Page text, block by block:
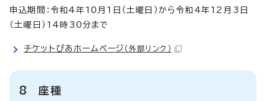
申込期間：令和4年10月1日（土曜日）から令和4年12月3日
（土曜日）14時30分まで
チケットぴあホームページ （外部リンク）
8 座種